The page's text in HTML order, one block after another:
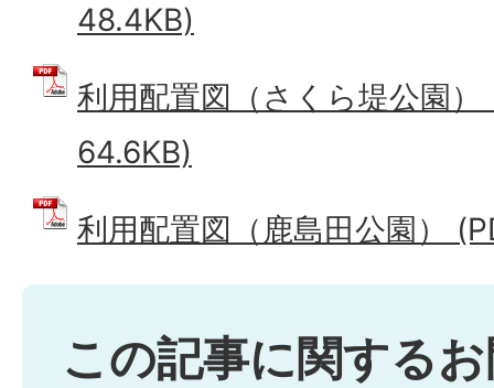
48.4KB)
利用配置図（さくら堤公園
64.6KB)
利用配置図（鹿島田公園）
この記事に関する